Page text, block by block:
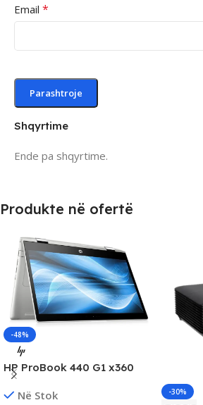
Shqyrtime
Ende pa shqyrtime.
Email *
Produkte në ofertë
-48%
HP ProBook 440 G1 x360
14.1″ FHD Touch 2n1 Laptop,
Intel Pentium 4415U, 8GB
Në Stok -30%